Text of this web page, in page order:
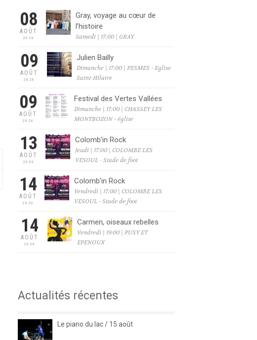
08
AOÛT
2026
Gray, voyage au cœur de
l’histoire
Samedi | 17:00 | GRAY
09
AOÛT
2026
Julien Bailly
Dimanche | 17:00 | PESMES - Eglise
Saint-Hilaire
09
AOÛT
2026
Festival des Vertes Vallées
Dimanche | 17:00 | CHASSEY LES
MONTBOZON - église
13
AOÛT
2026
Colomb’in Rock
Jeudi | 17:00 | COLOMBE LES
VESOUL - Stade de foot
14
AOÛT
2026
Colomb’in Rock
Vendredi | 17:00 | COLOMBE LES
VESOUL - Stade de foot
14
AOÛT
2026
Carmen, oiseaux rebelles
Vendredi | 19:00 | PUSY ET
EPENOUX
Actualités récentes
Le piano du lac / 15 août